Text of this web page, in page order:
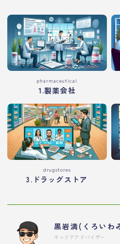
pharmaceutical
1.製薬会社
drugstores
3.ドラッグストア
黒岩満(くろいわ
キャリアアドバイザー